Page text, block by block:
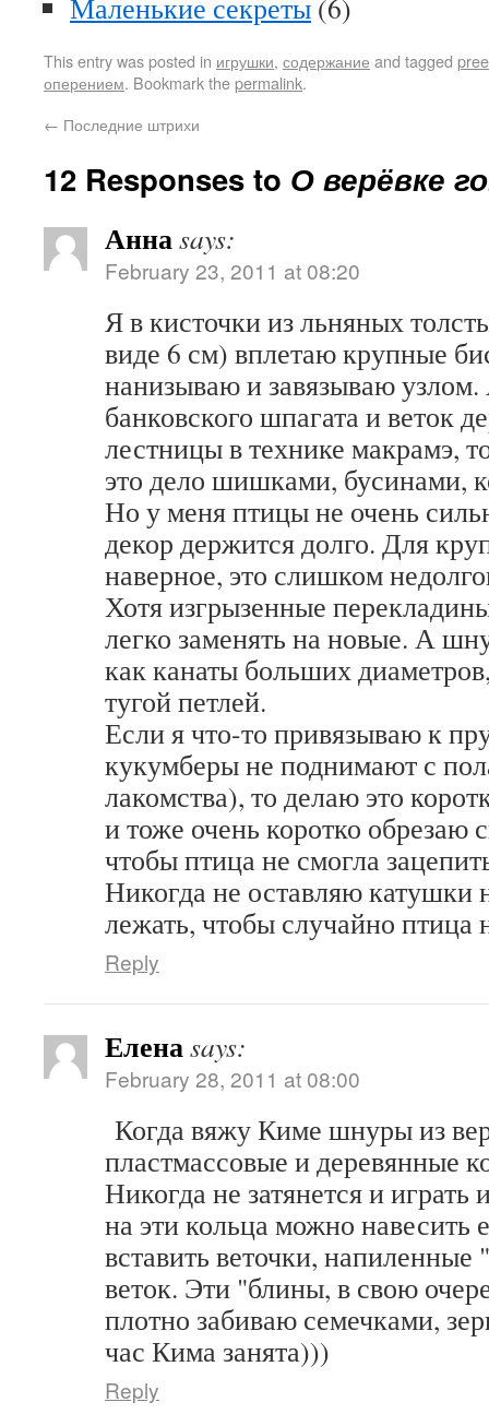
Маленькие секреты (6)
This entry was posted in игрушки, содержание and tagged
оперением. Bookmark thepermalink.
← Последние штрихи
12 Responses to О верёвке
Аннаsays:
February 23, 2011 at 08:20
Я в кисточки из льняных
виде 6 см) вплетаю крупные
нанизываю и завязываю узлом.
банковского шпагата и веток
лестницы в технике макрамэ,
это дело шишками, бусинами,
Но у меня птицы не очень
декор держится долго. Для
наверное, это слишком
Хотя изгрызенные
легко заменять на новые. А
как канаты больших
тугой петлей.
Если я что-то привязываю к
кукумберы не поднимают с
лакомства), то делаю это
и тоже очень коротко обрезаю
чтобы птица не смогла
Никогда не оставляю катушки
лежать, чтобы случайно птица
Reply
Еленаsays:
February 28, 2011 at 08:00
Когда вяжу Киме шнуры из
пластмассовые и деревянные
Никогда не затянется и
на эти кольца можно
вставить веточки,
веток. Эти "блины, в свою
плотно забиваю семечками,
час Кима занята)))
Reply